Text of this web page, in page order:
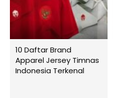
10 Daftar Brand
Apparel Jersey Timnas
Indonesia Terkenal